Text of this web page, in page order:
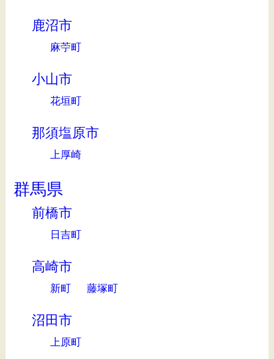
鹿沼市
麻苧町
小山市
花垣町
那須塩原市
上厚崎
群馬県
前橋市
日吉町
高崎市
新町 藤塚町
沼田市
上原町